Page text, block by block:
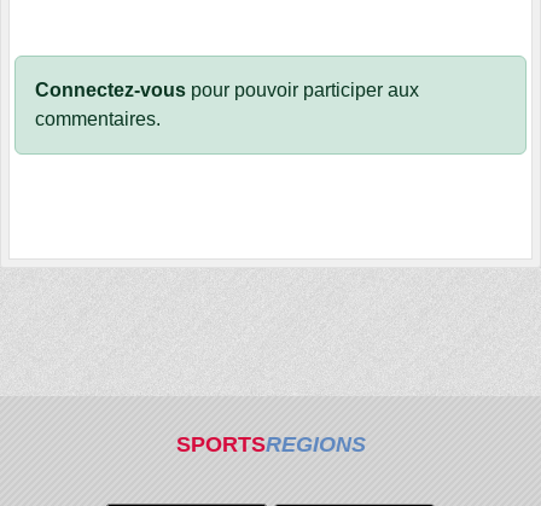
Connectez-vous pour pouvoir participer aux
commentaires.
SPORTSREGIONS